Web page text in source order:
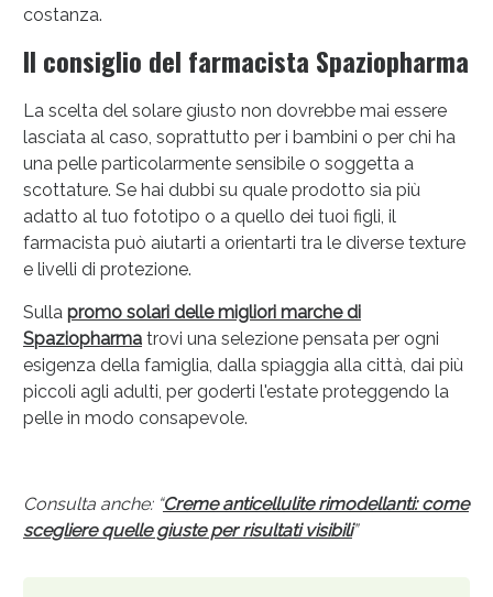
costanza.
Il consiglio del farmacista Spaziopharma
La scelta del solare giusto non dovrebbe mai essere
lasciata al caso, soprattutto per i bambini o per chi ha
una pelle particolarmente sensibile o soggetta a
scottature. Se hai dubbi su quale prodotto sia più
adatto al tuo fototipo o a quello dei tuoi figli, il
farmacista può aiutarti a orientarti tra le diverse texture
e livelli di protezione.
Sulla promo solari delle migliori marche di
Spaziopharmatrovi una selezione pensata per ogni
esigenza della famiglia, dalla spiaggia alla città, dai più
piccoli agli adulti, per goderti l'estate proteggendo la
pelle in modo consapevole.
Consulta anche: “Creme anticellulite rimodellanti: come
scegliere quelle giuste per risultati visibili”